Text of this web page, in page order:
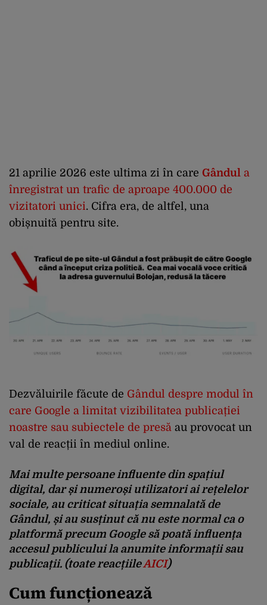
21 aprilie 2026 este ultima zi în care Gândul a
înregistrat un trafic de aproape 400.000 de
vizitatori unici. Cifra era, de altfel, una
obișnuită pentru site.
Dezvăluirile făcute de Gândul despre modul în
care Google a limitat vizibilitatea publicației
noastre sau subiectele de presă au provocat un
val de reacții în mediul online.
Mai multe persoane influente din spațiul
digital, dar și numeroși utilizatori ai rețelelor
sociale, au criticat situația semnalată de
Gândul, și au susținut că nu este normal ca o
platformă precum Google să poată influența
accesul publicului la anumite informații sau
publicații. (toate reacțiileAICI)
Cum funcționează